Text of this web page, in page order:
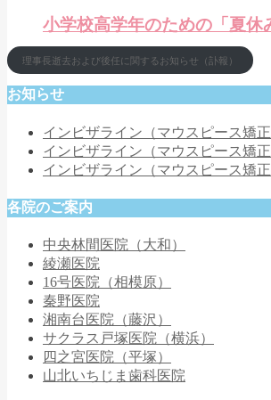
小学校高学年のための「夏休
理事長逝去および後任に関するお知らせ（訃報）
お知らせ
インビザライン（マウスピース矯
インビザライン（マウスピース矯
インビザライン（マウスピース矯
各院のご案内
中央林間医院（大和）
綾瀬医院
16号医院（相模原）
秦野医院
湘南台医院（藤沢）
サクラス戸塚医院（横浜）
四之宮医院（平塚）
山北いちじま歯科医院